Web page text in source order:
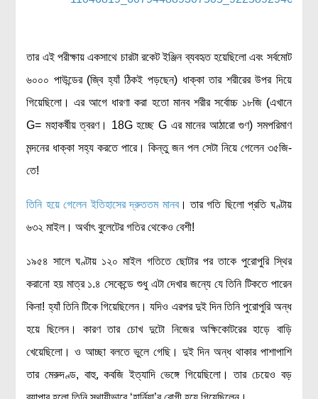
তার এই পরীক্ষায় একসাথে চারটা রকেট ইঞ্জিন ব্যবহৃত হয়েছিলো এবং সর্বমোট
৬০০০ পাউন্ডের (জ্বি হ্যাঁ ঠিকই পড়ছেন) ধাক্কা তার শরীরের উপর দিয়ে
গিয়েছিলো। এর আগে ধারণা করা হতো মানব শরীর সর্বোচ্চ ১৮জি (এখানে
G= মহাকর্ষীয় ত্বরণ। 18G হচ্ছে G এর মানের আঠারো গুণ) সমপরিমাণ
মন্দনের ধাক্কা সহ্য করতে পারে। কিন্তু জন পল সেটা নিয়ে গেলেন ৩৫জি-
তে!
তিনি হয়ে গেলেন ইতিহাসের দ্রুততম মানব। তার গতি ছিলো প্রতি ঘণ্টায়
৬৩২ মাইল। অর্থাৎ বুলেটের গতির থেকেও বেশী!
১৯৫৪ সালে ঘণ্টায় ১২০ মাইল গতিতে ছোটার পর তাকে পুরোপুরি স্থির
করানো হয় মাত্র ১.৪ সেকেন্ডে শুধু এটা দেখার জন্যে যে তিনি টিকতে পারেন
কিনা! হ্যাঁ তিনি টিকে গিয়েছিলেন। যদিও এরপর দুই দিন তিনি পুরোপুরি অন্ধ
হয়ে ছিলেন। কারণ তার চোখ দুটো নিজের অক্ষিকোটরের হাড়ে বাড়ি
খেয়েছিলো। ও আচ্ছা বলতে ভুলে গেছি। দুই দিন অন্ধ থাকার পাশাপাশি
তার মেরুদণ্ড, বাহু, কবজি ইত্যাদি ভেঙ্গে গিয়েছিলো। তার চেয়েও বড়